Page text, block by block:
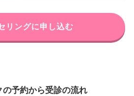
リングに申し込む
予約から受診の流れ